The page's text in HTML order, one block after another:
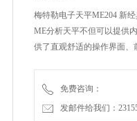
梅特勒电子天平ME204 新
ME分析天平不但可以提供
供了直观舒适的操作界面
免费咨询：
发邮件给我们：